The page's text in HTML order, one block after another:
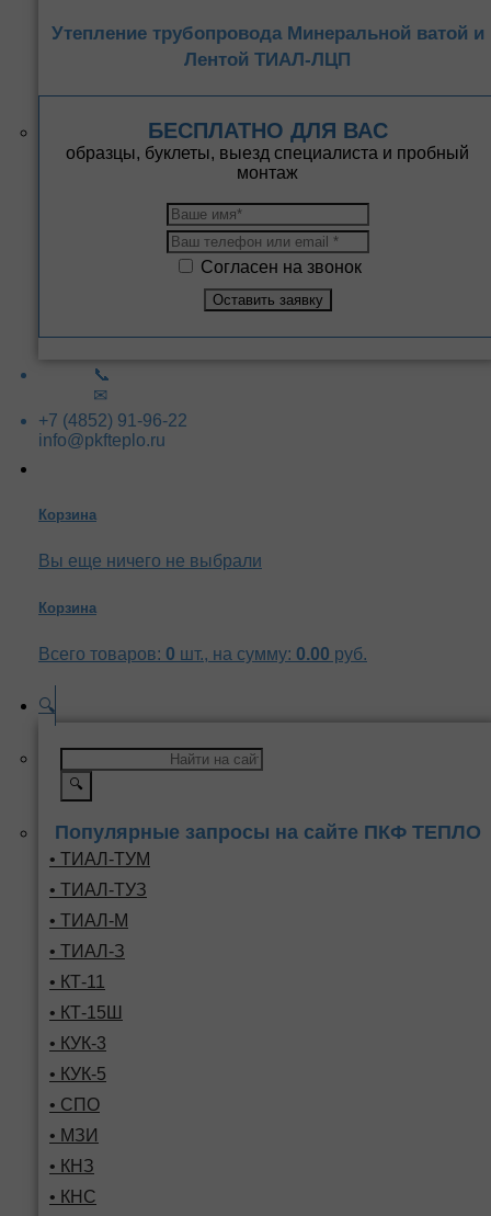
Утепление трубопровода Минеральной ватой и
Лентой ТИАЛ-ЛЦП
БЕСПЛАТНО ДЛЯ ВАС
образцы, буклеты, выезд специалиста и пробный
монтаж
Согласен на звонок
📞
✉
+7 (4852) 91-96-22
info@pkfteplo.ru
Корзина
Вы еще ничего не выбрали
Корзина
Всего товаров: 0 шт., на сумму: 0.00 руб.
🔍
🔍
Популярные запросы на сайте ПКФ ТЕПЛО
• ТИАЛ-ТУМ
• ТИАЛ-ТУЗ
• ТИАЛ-М
• ТИАЛ-З
• КТ-11
• КТ-15Ш
• КУК-3
• КУК-5
• СПО
• МЗИ
• КНЗ
• КНС